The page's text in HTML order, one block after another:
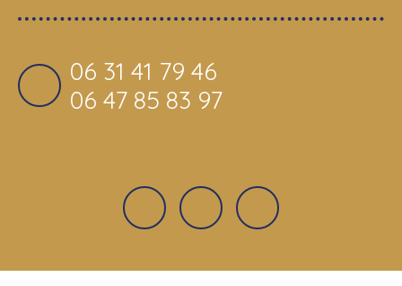
06 31 41 79 46
06 47 85 83 97